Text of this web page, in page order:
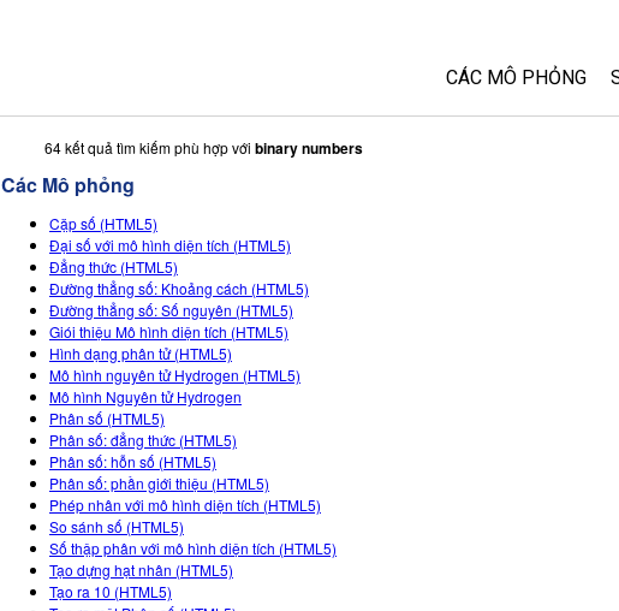
CÁC MÔ PHỎNG
64 kết quả tìm kiếm phù hợp với binary numbers
Các Mô phỏng
Cặp số (HTML5)
Đại số với mô hình diện tích (HTML5)
Đẳng thức (HTML5)
Đường thẳng số: Khoảng cách (HTML5)
Đường thẳng số: Số nguyên (HTML5)
Giói thiệu Mô hình diện tích (HTML5)
Hình dạng phân tử (HTML5)
Mô hình nguyên tử Hydrogen (HTML5)
Mô hình Nguyên tử Hydrogen
Phân số (HTML5)
Phân số: đẳng thức (HTML5)
Phân số: hỗn số (HTML5)
Phân số: phần giới thiệu (HTML5)
Phép nhân với mô hình diện tích (HTML5)
So sánh số (HTML5)
Số thập phân với mô hình diện tích (HTML5)
Tạo dựng hạt nhân (HTML5)
Tạo ra 10 (HTML5)